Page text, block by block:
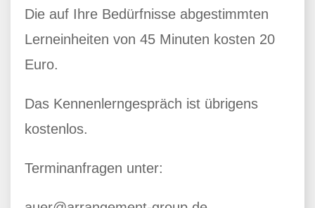
Die auf Ihre Bedürfnisse abgestimmten
Lerneinheiten von 45 Minuten kosten 20
Euro.
Das Kennenlerngespräch ist übrigens
kostenlos.
Terminanfragen unter: